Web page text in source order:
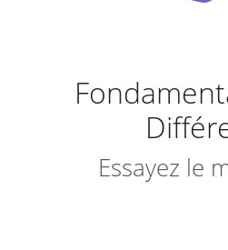
Essayez le